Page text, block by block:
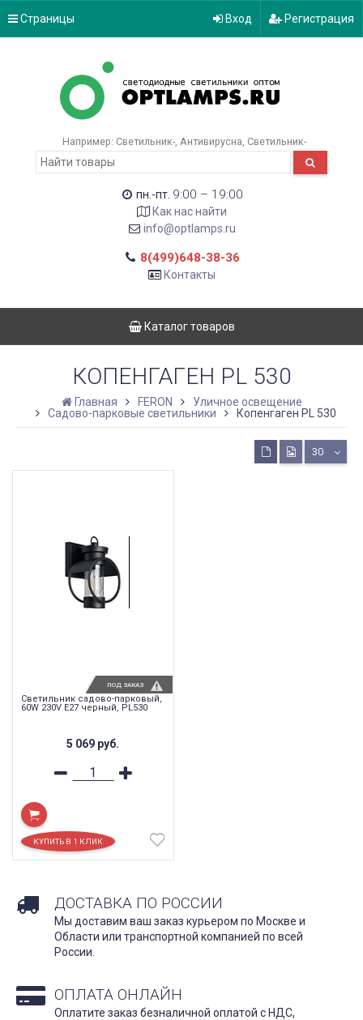
Страницы Вход Регистрация
Например: Светильник- Антивирусна Светильник-
пн.-пт. 9:00 – 19:00
Как нас найти
info@optlamps.ru
8(499)648-38-36
Контакты
Каталог товаров
КОПЕНГАГЕН PL 530
Главная FERON
Уличное освещение
Садово-парковые светильники
Копенгаген PL 530
30
Светильник садово-парковый,
60W 230V E27 черный, PL530
5 069 руб.
ПОД ЗАКАЗ
ДОСТАВКА ПО РОССИИ
Мы доставим ваш заказ курьером по Москве и
Области или транспортной компанией по всей
России.
ОПЛАТА ОНЛАЙН
Оплатите заказ безналичной оплатой с НДС,